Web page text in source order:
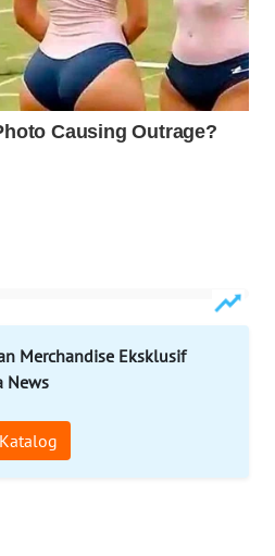
Merchandise Eksklusif
News